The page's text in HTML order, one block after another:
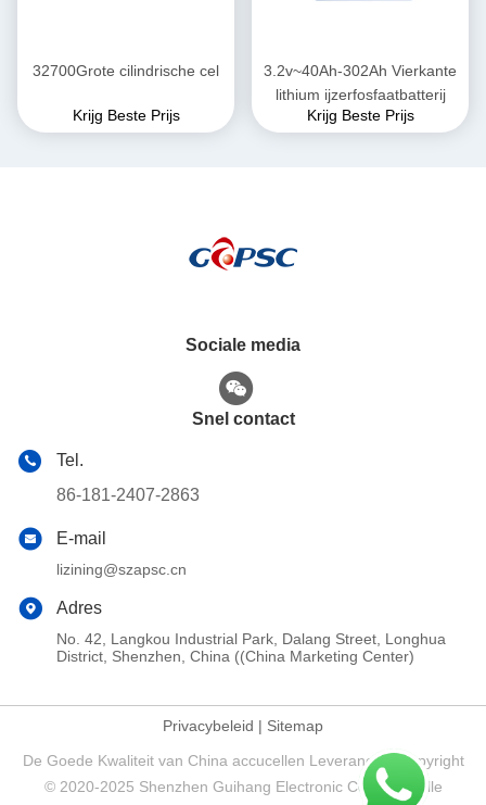
32700Grote cilindrische cel
Krijg Beste Prijs
3.2v~40Ah-302Ah Vierkante
lithium ijzerfosfaatbatterij
Krijg Beste Prijs
Sociale media
Snel contact
Tel.
86-181-2407-2863
E-mail
lizining@szapsc.cn
Adres
No. 42, Langkou Industrial Park, Dalang Street, Longhua
District, Shenzhen, China ((China Marketing Center)
Privacybeleid | Sitemap
De Goede Kwaliteit van China accucellen Leverancier. Copyright
© 2020-2025 Shenzhen Guihang Electronic Co., Ltd. . Alle